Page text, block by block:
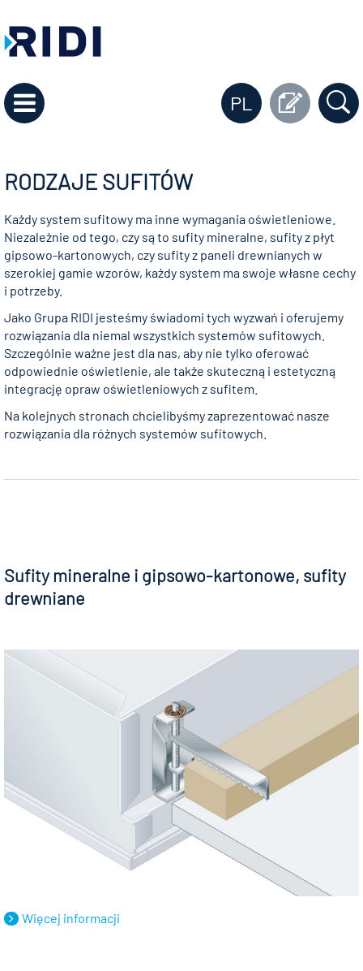
PL
RODZAJE SUFITÓW
Każdy system sufitowy ma inne wymagania oświetleniowe.
Niezależnie od tego, czy są to sufity mineralne, sufity z płyt
gipsowo-kartonowych, czy sufity z paneli drewnianych w
szerokiej gamie wzorów, każdy system ma swoje własne cechy
i potrzeby.
Jako Grupa RIDI jesteśmy świadomi tych wyzwań i oferujemy
rozwiązania dla niemal wszystkich systemów sufitowych.
Szczególnie ważne jest dla nas, aby nie tylko oferować
odpowiednie oświetlenie, ale także skuteczną i estetyczną
integrację opraw oświetleniowych z sufitem.
Na kolejnych stronach chcielibyśmy zaprezentować nasze
rozwiązania dla różnych systemów sufitowych.
Sufity mineralne i gipsowo-kartonowe, sufity
drewniane⠀ ⠀ ⠀ ⠀ ⠀ ⠀ ⠀ ⠀ ⠀ ⠀ ⠀ ⠀ ⠀ ⠀ ⠀ ⠀ ⠀
Więcej informacji